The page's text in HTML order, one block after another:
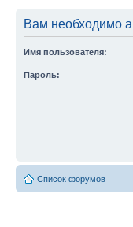
Вам необходимо
Имя пользователя:
Пароль:
Список форумов